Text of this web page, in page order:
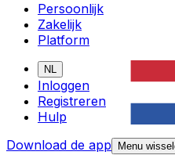
Persoonlijk
Zakelijk
Platform
NL
Inloggen
Registreren
Hulp
Download de app
Menu